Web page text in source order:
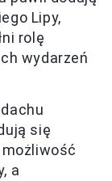
Lipy,
rolę
wydarzeń
się
a